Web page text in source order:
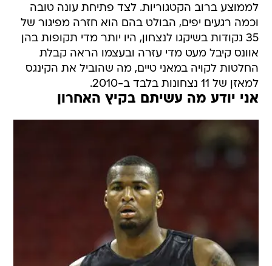
35 נקודות בשיקגו לנצחון, היו יותר מדי תקופות בהן
אוונס קיבל מעט מדי עזרה ובעצמו הראה קבלת
החלטות לקויה במאני טיים, מה שהוביל את הקינגס
למאזן של 11 נצחונות בלבד ב-2010.
אני יודע מה עשיתם בקיץ האחרון